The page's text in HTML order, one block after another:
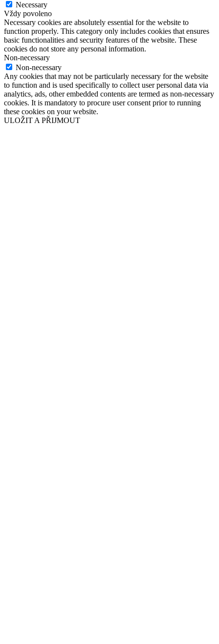
Necessary
Vždy povoleno
Necessary cookies are absolutely essential for the website to
function properly. This category only includes cookies that ensures
basic functionalities and security features of the website. These
cookies do not store any personal information.
Non-necessary
Non-necessary
Any cookies that may not be particularly necessary for the website
to function and is used specifically to collect user personal data via
analytics, ads, other embedded contents are termed as non-necessary
cookies. It is mandatory to procure user consent prior to running
these cookies on your website.
ULOŽIT A PŘIJMOUT